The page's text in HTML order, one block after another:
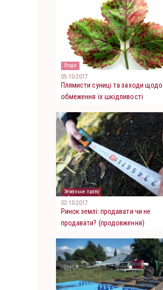
Ягоди
05-10-2017
Плямисти суниці та заходи щодо
обмеження їх шкідливості
Земельне право
02-10-2017
Ринок землі: продавати чи не
продавати? (продовження)